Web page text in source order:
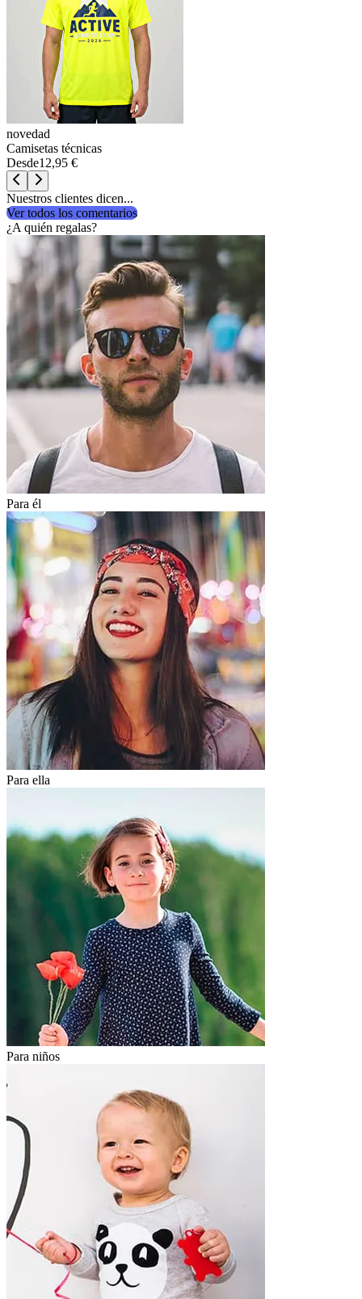
novedad
Camisetas técnicas
Desde12,95 €
Nuestros clientes dicen...
Ver todos los comentarios
¿A quién regalas?
Para él
Para ella
Para niños